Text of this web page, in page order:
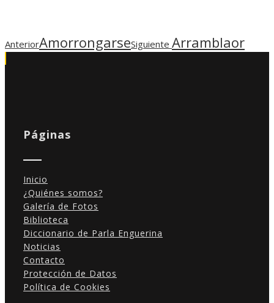
AnteriorAmorrongarseSiguiente Arramblaor
Páginas
Inicio
¿Quiénes somos?
Galería de Fotos
Biblioteca
Diccionario de Parla Enguerina
Noticias
Contacto
Protección de Datos
Política de Cookies